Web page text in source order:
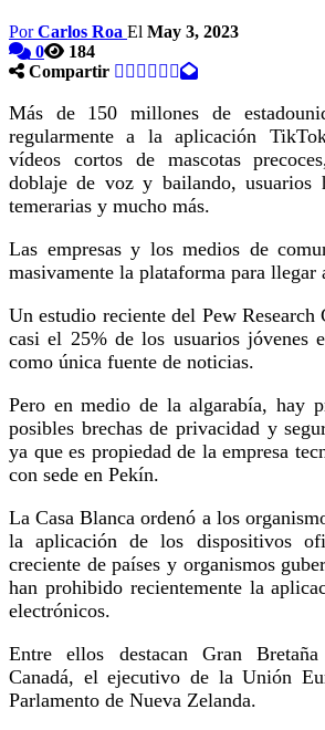
PorCarlos Roa El May 3, 2023
0
184
Compartir
Más de 150 millones de
regularmente a la aplicación
vídeos cortos de mascotas
doblaje de voz y bailando, usuarios
temerarias y mucho más.
Las empresas y los medios de
masivamente la plataforma para
Un estudio reciente del Pew Research
casi el 25% de los usuarios jóvenes
como única fuente de noticias.
Pero en medio de la algarabía, hay
posibles brechas de privacidad y
ya que es propiedad de la empresa
con sede en Pekín.
La Casa Blanca ordenó a los
la aplicación de los dispositivos
creciente de países y organismos
han prohibido recientemente la
electrónicos.
Entre ellos destacan Gran
Canadá, el ejecutivo de la Unión
Parlamento de Nueva Zelanda.